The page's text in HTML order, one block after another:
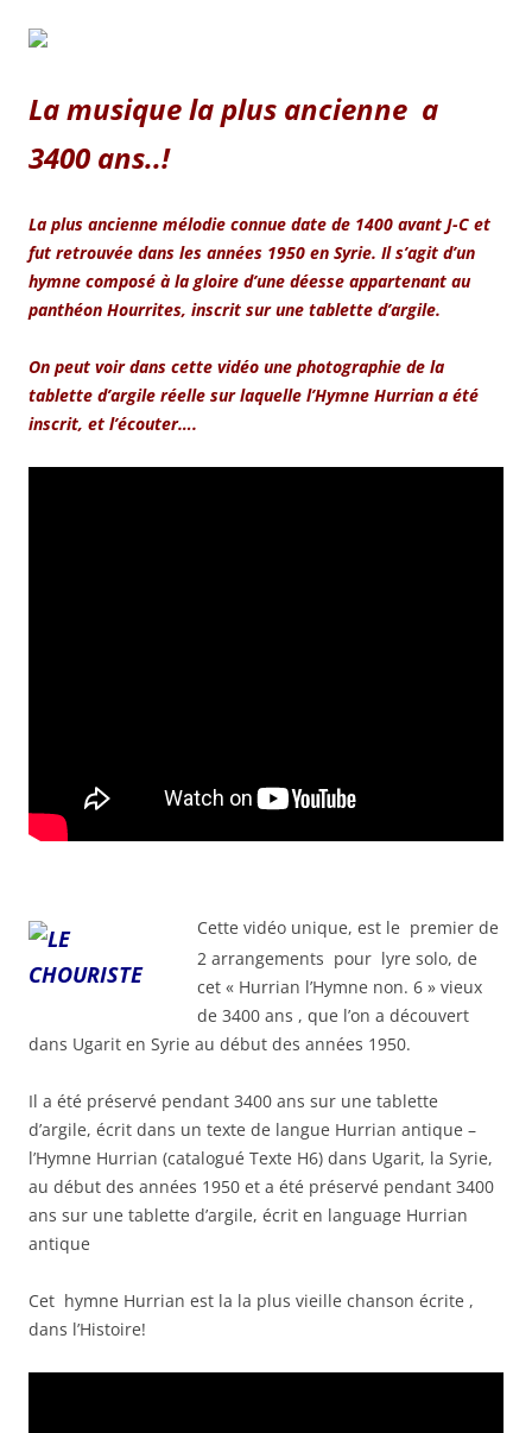
La musique la plus ancienne a
3400 ans..!
La plus ancienne mélodie connue date de 1400 avant J-C et
fut retrouvée dans les années 1950 en Syrie. Il s’agit d’un
hymne composé à la gloire d’une déesse appartenant au
panthéon Hourrites, inscrit sur une tablette d’argile.
On peut voir dans cette vidéo une photographie de la
tablette d’argile réelle sur laquelle l’Hymne Hurrian a été
inscrit, et l’écouter….
Cette vidéo unique, est le premier de
2 arrangements pour lyre solo, de
cet « Hurrian l’Hymne non. 6 » vieux
de 3400 ans , que l’on a découvert
dans Ugarit en Syrie au début des années 1950.
Il a été préservé pendant 3400 ans sur une tablette
d’argile, écrit dans un texte de langue Hurrian antique –
l’Hymne Hurrian (catalogué Texte H6) dans Ugarit, la Syrie,
au début des années 1950 et a été préservé pendant 3400
ans sur une tablette d’argile, écrit en language Hurrian
antique
Cet hymne Hurrian est la la plus vieille chanson écrite ,
dans l’Histoire!